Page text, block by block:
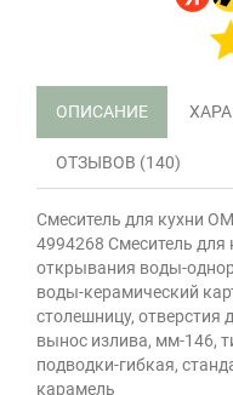
ОПИСАНИЕ
ОТЗЫВОВ (140)
Смеситель для кухни
4994268 Смеситель для
открывания воды-
воды-керамический
столешницу,
вынос излива, мм-146,
подводки-гибкая,
карамель